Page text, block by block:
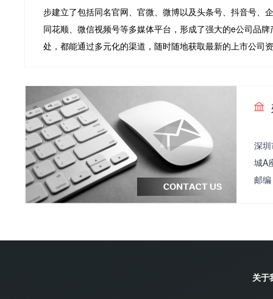
步建立了包括同名官网、官微、微博以及头条号、抖音号、
同花顺、微信视频号等多媒体平台，形成了强大的e公司品
处，都能通过多元化的渠道，随时随地获取最新的上市公司
深
城A
邮
关于